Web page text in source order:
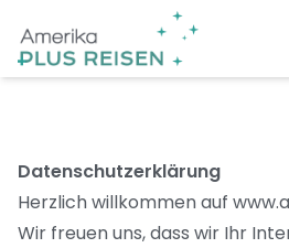
zum
Inhalt
Datenschutzerklärung
Herzlich willkommen auf
Wir freuen uns, dass wir Ihr